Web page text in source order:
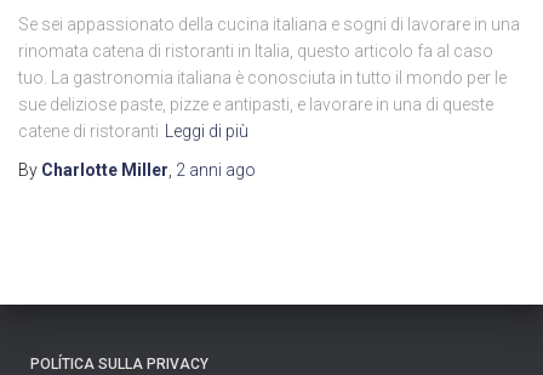
Se sei appassionato della cucina italiana e sogni di lavorare in una
rinomata catena di ristoranti in Italia, questo articolo fa al caso
tuo. La gastronomia italiana è conosciuta in tutto il mondo per le
sue deliziose paste, pizze e antipasti, e lavorare in una di queste
catene di ristoranti Leggi di più
By Charlotte Miller, 2 anni ago
POLÍTICA SULLA PRIVACY